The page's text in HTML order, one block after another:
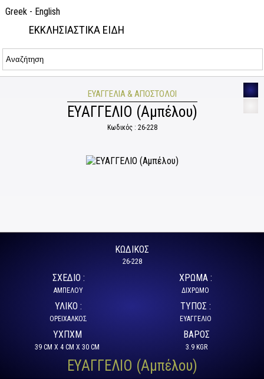
Greek- English
ΕΚΚΛΗΣΙΑΣΤΙΚΑ ΕΙΔΗ
ΕΥΑΓΓΈΛΙΑ & ΑΠΌΣΤΟΛΟΙ
ΕΥΑΓΓΕΛΙΟ (Αμπέλου)
Κωδικός : 26-228
ΚΩΔΙΚΌΣ
26-228
ΣΧΈΔΙΟ :
ΑΜΠΕΛΟΥ
ΧΡΏΜΑ :
ΔΙΧΡΩΜΟ
ΥΛΙΚΌ :
ΟΡΕΙΧΑΛΚΟΣ
ΤΎΠΟΣ :
ΕΥΑΓΓΕΛΙΟ
ΥXΠXΜ
39 CM X 4 CM X 30 CM
ΒΆΡΟΣ
3.9 KGR
ΕΥΑΓΓΕΛΙΟ (Αμπέλου)